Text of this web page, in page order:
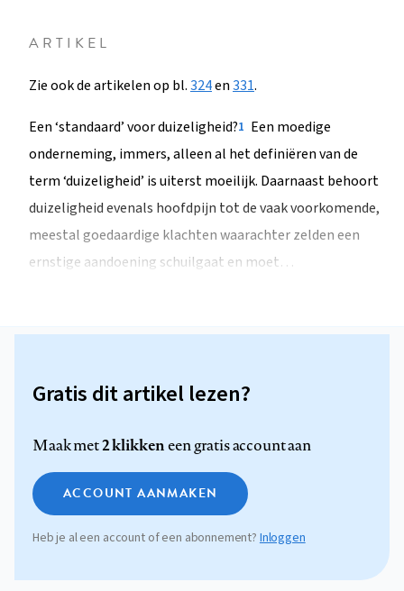
ARTIKEL
Zie ook de artikelen op bl.324en331.
Een ‘standaard’ voor duizeligheid?1 Een moedige
onderneming, immers, alleen al het definiëren van de
term ‘duizeligheid’ is uiterst moeilijk. Daarnaast behoort
duizeligheid evenals hoofdpijn tot de vaak voorkomende,
meestal goedaardige klachten waarachter zelden een
ernstige aandoening schuilgaat en moet…
Gratis dit artikel lezen?
Maak met2 klikkeneen gratis account aan
ACCOUNT AANMAKEN
Heb je al een account of een abonnement? Inloggen